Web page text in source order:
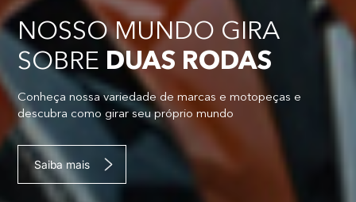
NOSSO MUNDO GIRA
SOBRE DUAS RODAS
Conheça nossa variedade de marcas e motopeças e
descubra como girar seu próprio mundo
Saiba mais